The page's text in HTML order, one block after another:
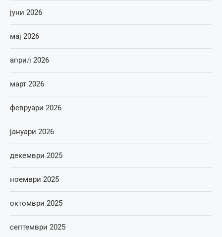
јуни 2026
мај 2026
април 2026
март 2026
февруари 2026
јануари 2026
декември 2025
ноември 2025
октомври 2025
септември 2025